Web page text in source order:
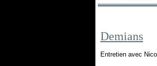
Demians
Entretien avec